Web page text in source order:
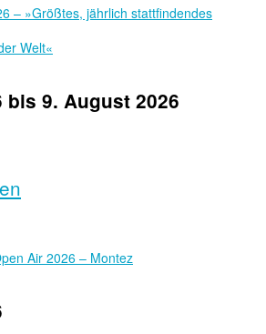
– »Größtes, jährlich stattfindendes
Welt«
bis 9. August 2026
Air 2026 – Montez